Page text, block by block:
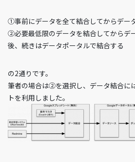
①事前にデータを全て結合してからデー
②必要最低限のデータを結合してからデ
後、続きはデータポータルで結合する
の2通りです。
筆者の場合は②を選択し、データ結合に
トを利用しました。